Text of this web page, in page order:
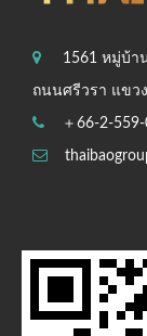
1561 หมู่บ้า
ถนนศรีวรา แขว
＋66-2-